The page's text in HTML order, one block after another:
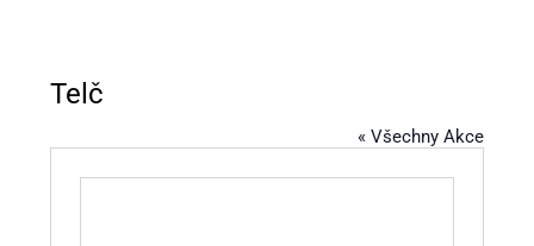
Telč
« Všechny Akce